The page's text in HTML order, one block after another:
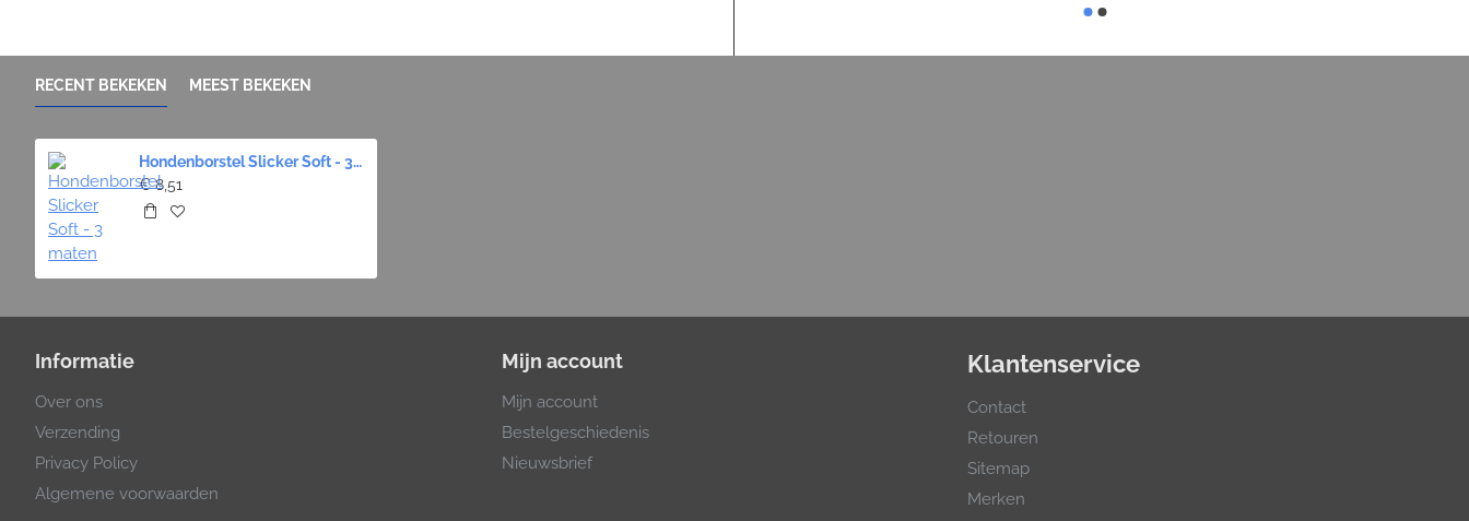
RECENT BEKEKEN MEEST BEKEKEN
Hondenborstel Slicker Soft - 3 maten
€ 8,51
Informatie
Over ons
Verzending
Privacy Policy
Algemene voorwaarden
Mijn account
Mijn account
Bestelgeschiedenis
Nieuwsbrief
Klantenservice
Contact
Retouren
Sitemap
Merken